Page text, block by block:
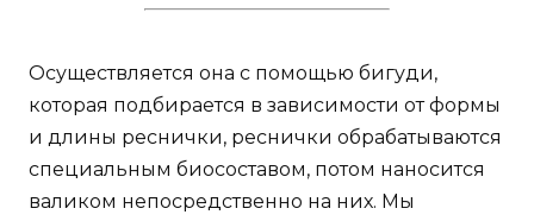
Осуществляется она с помощью бигуди,
которая подбирается в зависимости от формы
и длины реснички, реснички обрабатываются
специальным биосоставом, потом наносится
валиком непосредственно на них. Мы